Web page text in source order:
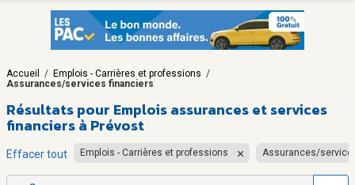
Accueil / Emplois - Carrières et professions /
Assurances/services financiers
Résultats pour Emplois assurances et services
financiers à Prévost
Effacer tout Emplois - Carrières et professions Assurances/